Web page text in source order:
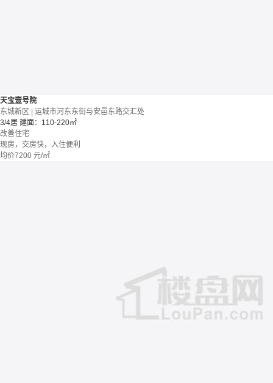
天宝壹号院
东城新区 | 运城市河东东街与安邑东路交汇处
3/4居 建面：110-220㎡
改善住宅
现房，交房快，入住便利
均价7200 元/㎡